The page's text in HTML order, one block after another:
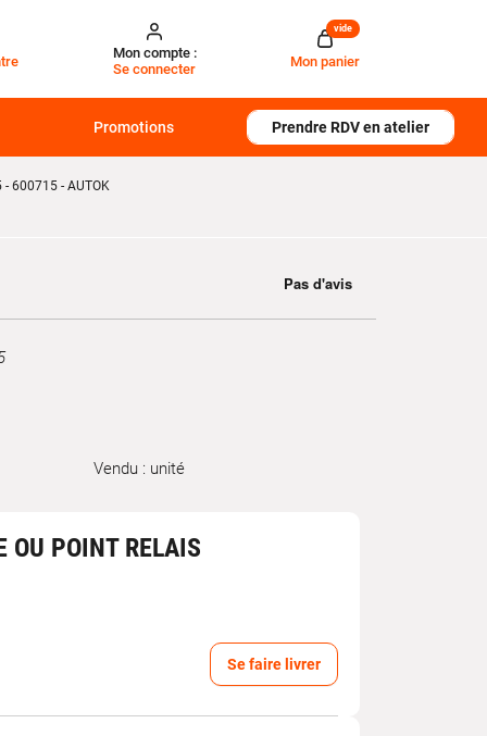
Mon compte :
Se connecter
Mon panier
vide
Promotions Prendre RDV en atelier
600715 - AUTOK
Vendu : unité
OU POINT RELAIS
Se faire livrer